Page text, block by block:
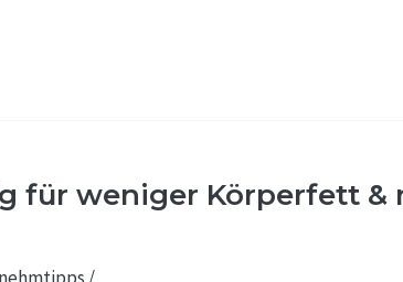
für weniger Körperfett &